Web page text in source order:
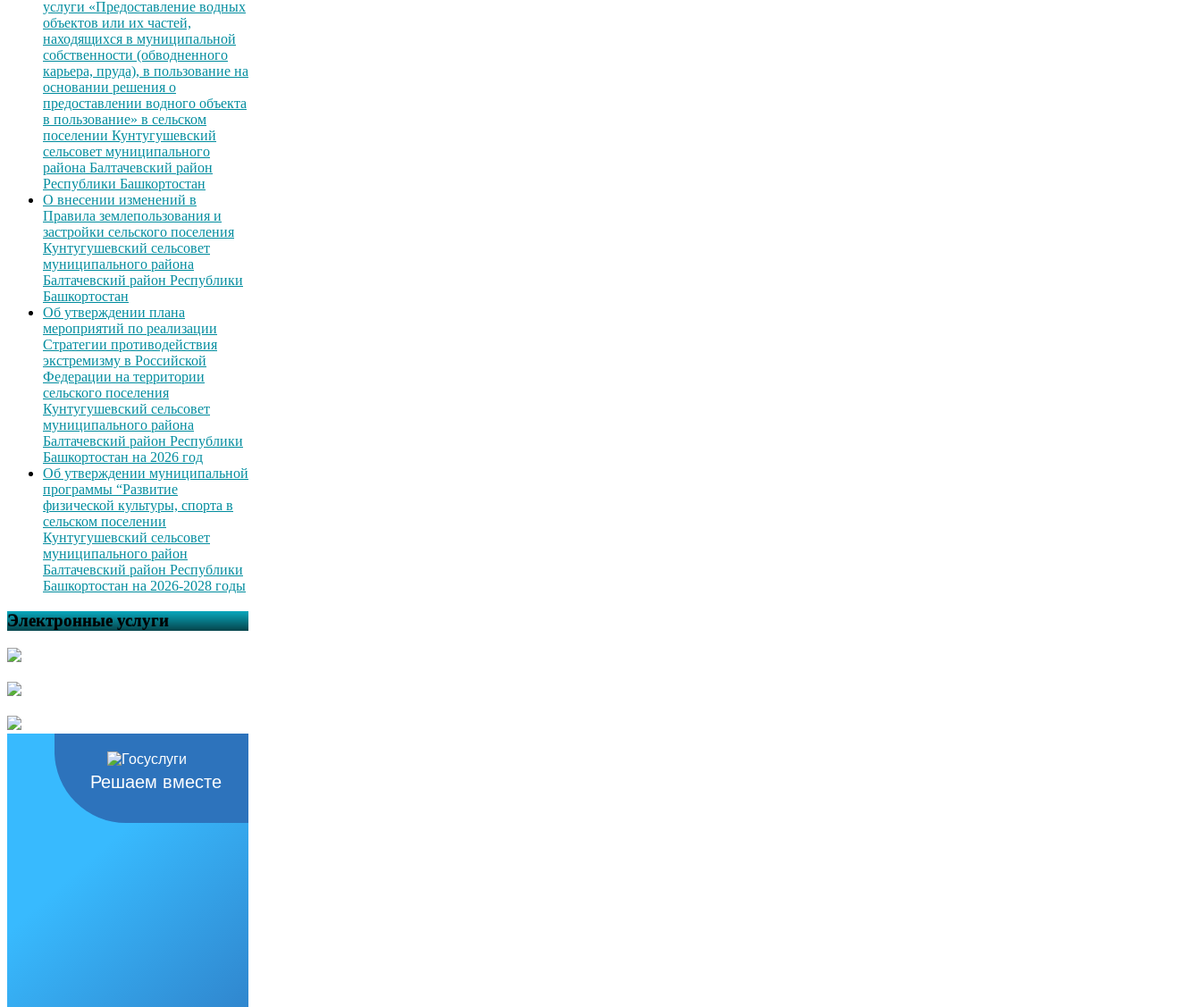
услуги «Предоставление водных
объектов или их частей,
находящихся в муниципальной
собственности (обводненного
карьера, пруда), в пользование на
основании решения о
предоставлении водного объекта
в пользование» в сельском
поселении Кунтугушевский
сельсовет муниципального
района Балтачевский район
Республики Башкортостан
О внесении изменений в
Правила землепользования и
застройки сельского поселения
Кунтугушевский сельсовет
муниципального района
Балтачевский район Республики
Башкортостан
Об утверждении плана
мероприятий по реализации
Стратегии противодействия
экстремизму в Российской
Федерации на территории
сельского поселения
Кунтугушевский сельсовет
муниципального района
Балтачевский район Республики
Башкортостан на 2026 год
Об утверждении муниципальной
программы “Развитие
физической культуры, спорта в
сельском поселении
Кунтугушевский сельсовет
муниципального район
Балтачевский район Республики
Башкортостан на 2026-2028 годы
Электронные услуги
Решаем вместе